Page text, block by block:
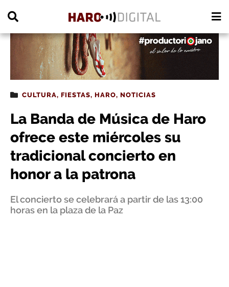
CULTURA, FIESTAS, HARO, NOTICIAS
La Banda de Música de Haro
ofrece este miércoles su
tradicional concierto en
honor a la patrona
El concierto se celebrará a partir de las 13:00
horas en la plaza de la Paz